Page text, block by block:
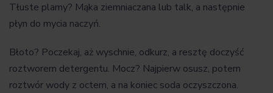
Tłuste plamy? Mąka ziemniaczana lub talk, a następnie
płyn do mycia naczyń.
Błoto? Poczekaj, aż wyschnie, odkurz, a resztę doczyść
roztworem detergentu. Mocz? Najpierw osusz, potem
roztwór wody z octem, a na koniec soda oczyszczona.